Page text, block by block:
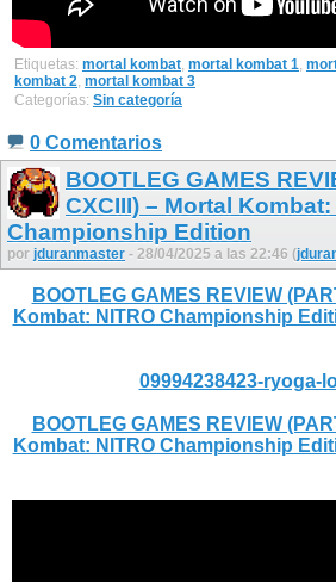
Etiquetas: mortal kombat, mortal kombat 1,
kombat 2, mortal kombat 3
Categorías: Sin categoría
0 Comentarios
BOOTLEG GAMES
CXCIII) – Mortal Kombat:
Championship Edition
por jduranmaster - 28/04/2025 a las 22:46 (
BOOTLEG GAMES REVIEW
Kombat: NITRO Championship
09994238423-ryoga-
BOOTLEG GAMES REVIEW
Kombat: NITRO Championship